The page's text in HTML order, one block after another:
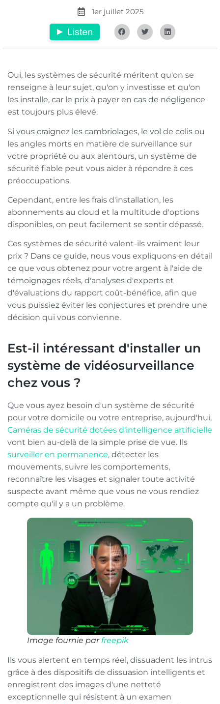
1er juillet 2025
Oui, les systèmes de sécurité méritent qu'on se
renseigne à leur sujet, qu'on y investisse et qu'on
les installe, car le prix à payer en cas de négligence
est toujours plus élevé.
Si vous craignez les cambriolages, le vol de colis ou
les angles morts en matière de surveillance sur
votre propriété ou aux alentours, un système de
sécurité fiable peut vous aider à répondre à ces
préoccupations.
Cependant, entre les frais d'installation, les
abonnements au cloud et la multitude d'options
disponibles, on peut facilement se sentir dépassé.
Ces systèmes de sécurité valent-ils vraiment leur
prix ? Dans ce guide, nous vous expliquons en détail
ce que vous obtenez pour votre argent à l'aide de
témoignages réels, d'analyses d'experts et
d'évaluations du rapport coût-bénéfice, afin que
vous puissiez éviter les conjectures et prendre une
décision qui vous convienne.
Est-il intéressant d'installer un
système de vidéosurveillance
chez vous ?
Que vous ayez besoin d'un système de sécurité
pour votre domicile ou votre entreprise, aujourd'hui,
Caméras de sécurité dotées d'intelligence artificielle
vont bien au-delà de la simple prise de vue. Ils
surveiller en permanence, détecter les
mouvements, suivre les comportements,
reconnaître les visages et signaler toute activité
suspecte avant même que vous ne vous rendiez
compte qu'il y a un problème.
Image fournie par freepik
Ils vous alertent en temps réel, dissuadent les intrus
grâce à des dispositifs de dissuasion intelligents et
enregistrent des images d'une netteté
exceptionnelle qui résistent à un examen